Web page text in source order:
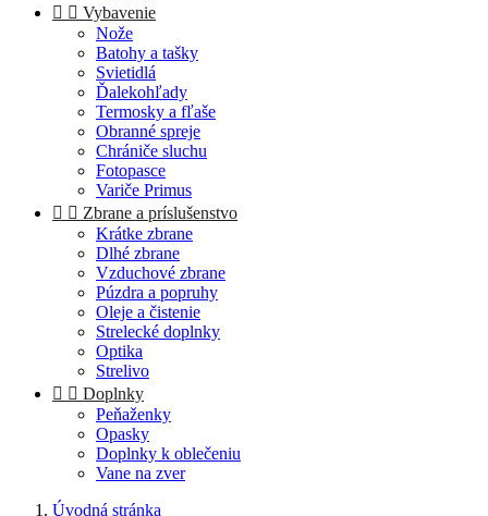
  Vybavenie
Nože
Batohy a tašky
Svietidlá
Ďalekohľady
Termosky a fľaše
Obranné spreje
Chrániče sluchu
Fotopasce
Variče Primus
  Zbrane a príslušenstvo
Krátke zbrane
Dlhé zbrane
Vzduchové zbrane
Púzdra a popruhy
Oleje a čistenie
Strelecké doplnky
Optika
Strelivo
  Doplnky
Peňaženky
Opasky
Doplnky k oblečeniu
Vane na zver
Úvodná stránka